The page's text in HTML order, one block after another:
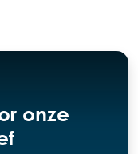
onze